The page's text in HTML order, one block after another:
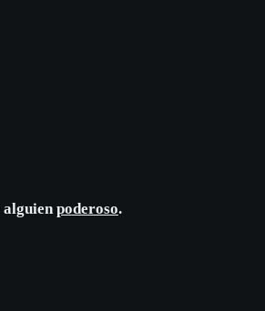
alguienpoderoso.